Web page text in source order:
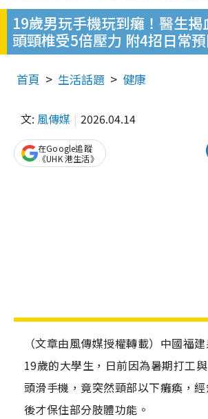
19歲男玩手機玩到癱！醫生
頭頸椎受5倍壓力 附4招日常
首頁 生活話題 健康
文: 風傳媒 2026.04.14
在Google追蹤
《UHK 港生活》
（文章由風傳媒授權轉載）中國福
19歲的大學生，日前因為暑期打工
頭滑手機，竟突然頸部以下癱瘓，
後才保住部分肢體功能。